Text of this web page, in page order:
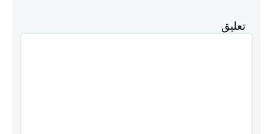
تعليق